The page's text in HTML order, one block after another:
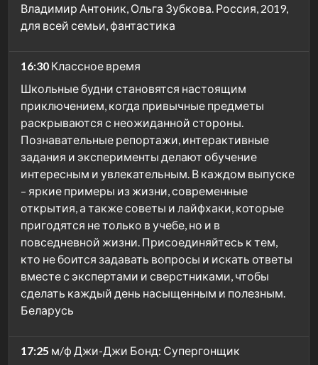
Владимир Антоник, Ольга Зубкова. Россия, 2019,
для всей семьи, фантастика
16:30 Классное время
Школьные будни становятся настоящим
приключением, когда привычные предметы
раскрываются с неожиданной стороны.
Познавательные репортажи, интерактивные
задания и эксперименты делают обучение
интересным и увлекательным. В каждом выпуске
– яркие примеры из жизни, современные
открытия, а также советы и лайфхаки, которые
пригодятся не только в учебе, но и в
повседневной жизни. Присоединяйтесь к тем,
кто не боится задавать вопросы и искать ответы
вместе с экспертами и сверстниками, чтобы
сделать каждый день насыщенным и полезным.
Беларусь
17:25 м/ф Джи-Джи Бонд: Супергонщик